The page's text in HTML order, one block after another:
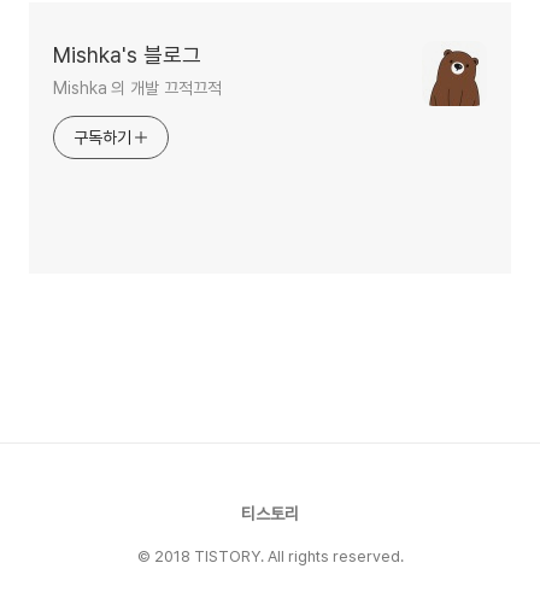
Mishka's 블로그
Mishka 의 개발 끄적끄적
구독하기
티스토리
© 2018 TISTORY. All rights reserved.